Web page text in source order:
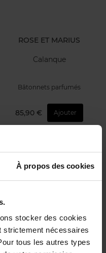
À propos des cookies
stocker des cookies
strictement nécessaires
tous les autres types
ROSE ET MARIUS
Calanque
Bâtonnets parfumés
85,90 € Ajouter
ROSE ET MARIUS
Vin Rosé